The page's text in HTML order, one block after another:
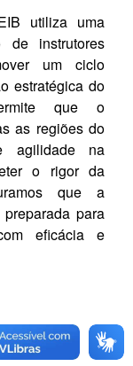
utiliza uma
de instrutores
um ciclo
estratégica do
que o
as regiões do
agilidade na
o rigor da
que a
para
eficácia e